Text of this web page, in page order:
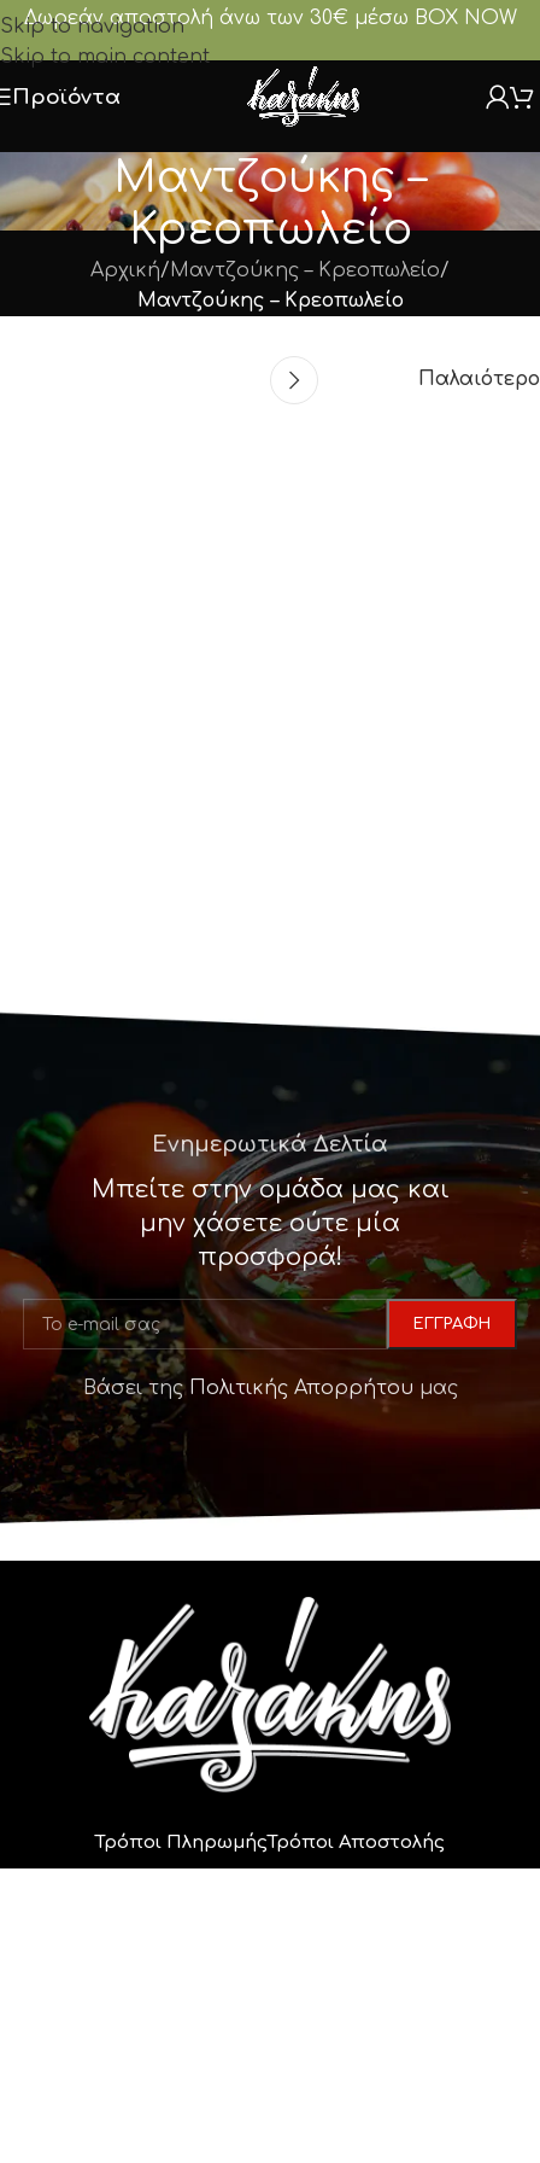
Skip to navigation
Skip to main content
Δωρεάν αποστολή άνω των 30€ μέσω BOX NOW
Προϊόντα
Μαντζούκης –
Κρεοπωλείο
Αρχική/Μαντζούκης – Κρεοπωλείο/
Μαντζούκης – Κρεοπωλείο
Παλαιότερο
Ενημερωτικά Δελτία
Μπείτε στην ομάδα μας και
μην χάσετε ούτε μία
προσφορά!
Βάσει της Πολιτικής Απορρήτου μας
Τρόποι ΠληρωμήςΤρόποι Αποστολής